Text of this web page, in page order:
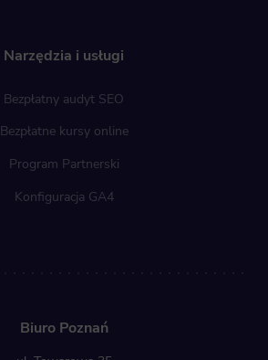
Narzędzia i usługi
Bezpłatny audyt SEO
Bezpłatne kursy online
Program Partnerski
Konfiguracja GA4
Biuro Poznań